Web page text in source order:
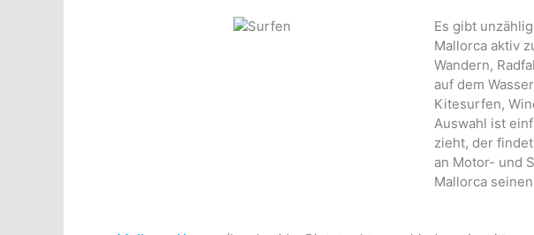
Es gibt
Mallorca aktiv
Wandern,
auf dem
Kitesurfen,
Auswahl ist
zieht, der
an Motor- und
Mallorca